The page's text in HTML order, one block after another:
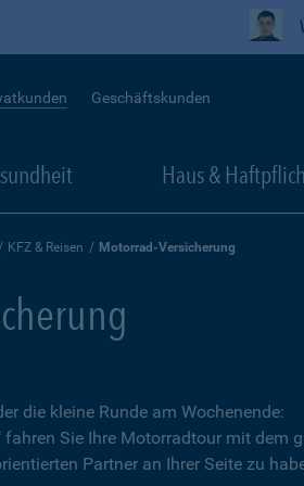
Geschäftskunden
Haus &
KFZ & Reisen Motorrad-Versicherung
die kleine Runde am Wochenende:
Sie Ihre Motorradtour mit dem
Partner an Ihrer Seite zu